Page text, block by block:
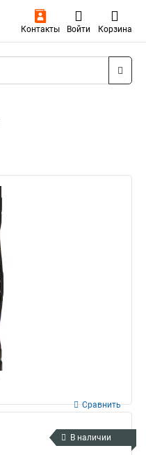
Контакты Войти Корзина
Сравнить
В наличии